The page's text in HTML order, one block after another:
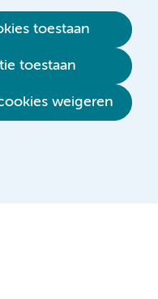
toestaan
toestaan
weigeren
diagnostiek